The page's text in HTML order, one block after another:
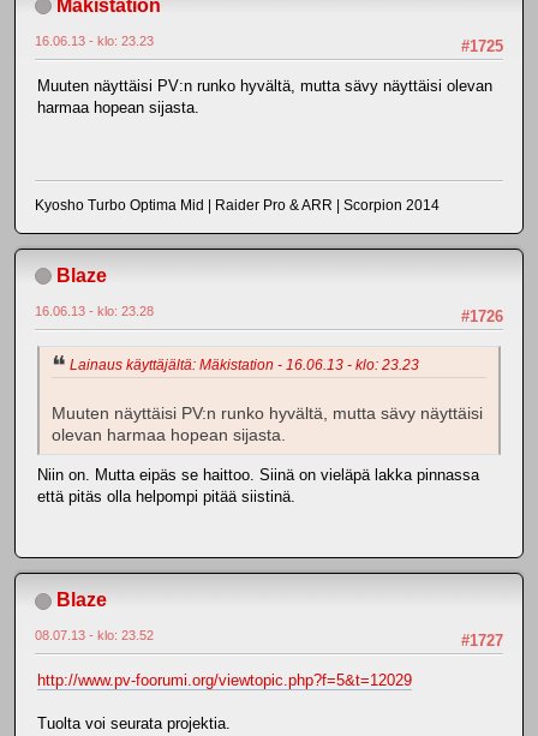
Mäkistation
#1725
16.06.13 - klo: 23.23
Muuten näyttäisi PV:n runko hyvältä, mutta sävy näyttäisi olevan
harmaa hopean sijasta.
Kyosho Turbo Optima Mid | Raider Pro & ARR | Scorpion 2014
Blaze
#1726
16.06.13 - klo: 23.28
Lainaus käyttäjältä: Mäkistation - 16.06.13 - klo: 23.23
Muuten näyttäisi PV:n runko hyvältä, mutta sävy näyttäisi
olevan harmaa hopean sijasta.
Niin on. Mutta eipäs se haittoo. Siinä on vieläpä lakka pinnassa
että pitäs olla helpompi pitää siistinä.
Blaze
#1727
08.07.13 - klo: 23.52
http://www.pv-foorumi.org/viewtopic.php?f=5&t=12029
Tuolta voi seurata projektia.